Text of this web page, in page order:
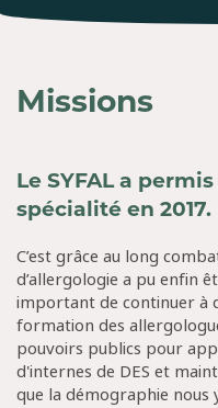
Missions
Le SYFAL a
spécialité en 2017.
C’est grâce au long
d’allergologie a pu enfin
important de continuer à
formation des
pouvoirs publics pour
d'internes de DES et
que la démographie nous